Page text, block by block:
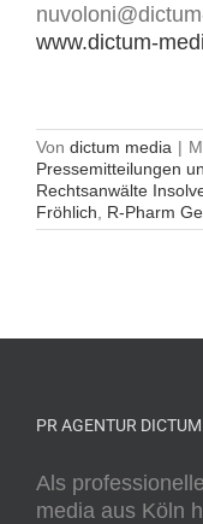
www.dictum-
Von dictum media |
Pressemitteilungen
Rechtsanwälte
Fröhlich
R-Pharm
PR AGENTUR
Als
media aus Köln